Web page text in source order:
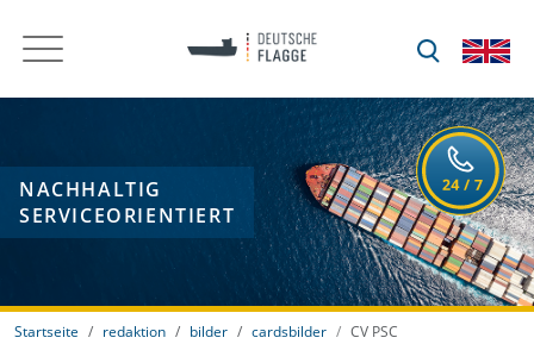
NACHHALTIG
SERVICEORIENTIERT
Startseite redaktion bilder cardsbilder CV PSC